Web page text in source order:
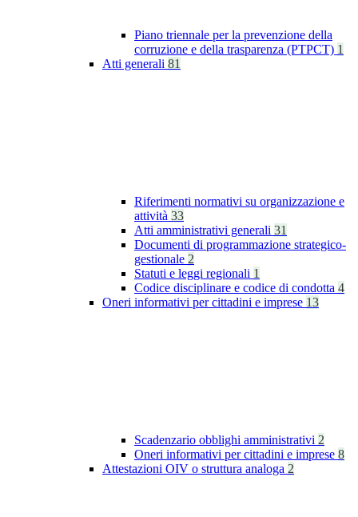
Piano triennale per la prevenzione della
corruzione e della trasparenza (PTPCT) 1
Atti generali 81
Riferimenti normativi su organizzazione e
attività 33
Atti amministrativi generali 31
Documenti di programmazione strategico-
gestionale 2
Statuti e leggi regionali 1
Codice disciplinare e codice di condotta 4
Oneri informativi per cittadini e imprese 13
Scadenzario obblighi amministrativi 2
Oneri informativi per cittadini e imprese 8
Attestazioni OIV o struttura analoga 2